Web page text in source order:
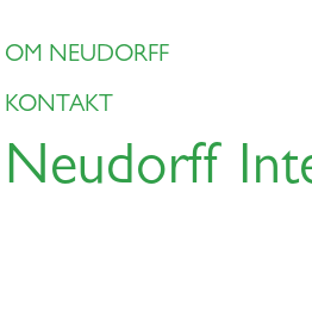
OM NEUDORFF
KONTAKT
Neudorff